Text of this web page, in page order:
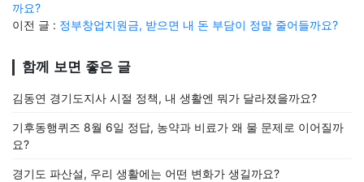
까요?
이전 글 : 정부창업지원금, 받으면 내 돈 부담이 정말 줄어들까요?
함께 보면 좋은 글
김동연 경기도지사 시절 정책, 내 생활엔 뭐가 달라졌을까요?
기후동행퀴즈 8월 6일 정답, 농약과 비료가 왜 물 문제로 이어질까
요?
경기도 파산설, 우리 생활에는 어떤 변화가 생길까요?